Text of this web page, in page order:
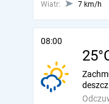
Wiatr:
7 km/h
08:00
deszcz